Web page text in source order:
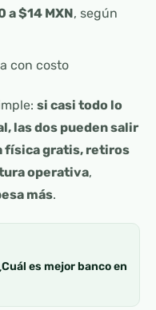
a $14 MXN, según
con costo
si casi todo lo
las dos pueden salir
física gratis, retiros
operativa,
más.
es mejor banco en